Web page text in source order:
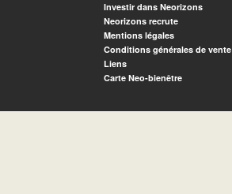
Investir dans Neorizons
Neorizons recrute
Mentions légales
Conditions générales de vente
Liens
Carte Neo-bienêtre